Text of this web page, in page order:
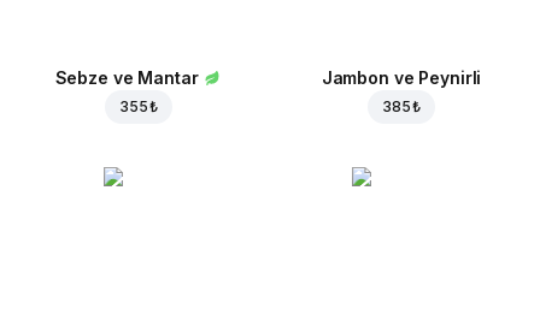
Sebze ve Mantar
355 ₺
Jambon ve Peynirli
385 ₺